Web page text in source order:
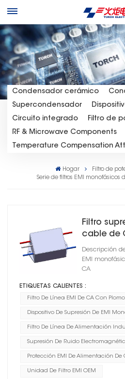
Condensador cerámico
Supercondensador
Circuito integrado
Filtro de
RF & Microwave Components
Temperature Compensation
Hogar
Filtro de
Serie de filtros EMI monofásicos
Filtro
cable de
para
Descripción
EMI
CA
ETIQUETAS CALIENTES :
Filtro De Línea EMI De CA Con Plomo
Dispositivo De Supresión De EMI
Filtro De Línea De Alimentación
Supresión De Ruido
Protección EMI De Alimentación De
Unidad De Filtro EMI OEM